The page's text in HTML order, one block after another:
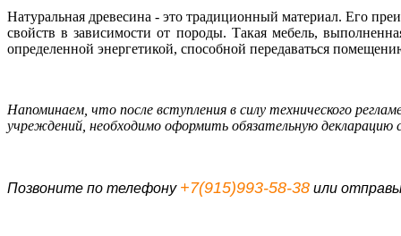
Натуральная древесина - это традиционный материал. Его
свойств в зависимости от породы. Такая мебель,
определенной энергетикой, способной передаваться
Напоминаем, что после вступления в силу технического
учреждений, необходимо оформить обязательную
Позвоните по телефону +7(915)993-58-38 или